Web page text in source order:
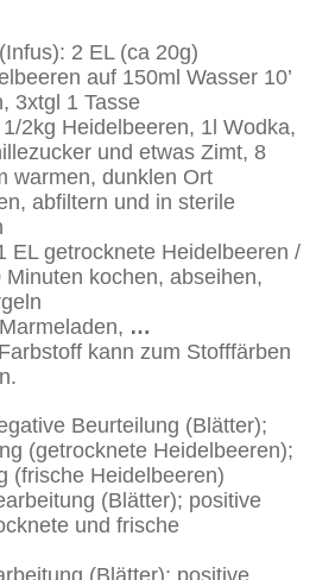
(Infus): 2 EL (ca 20g)
auf 150ml Wasser 10’
3xtgl 1 Tasse
1/2kg Heidelbeeren, 1l Wodka,
und etwas Zimt, 8
warmen, dunklen Ort
abfiltern und in sterile
EL getrocknete Heidelbeeren /
Minuten kochen, abseihen,
…
kann zum Stofffärben
Beurteilung (Blätter);
(getrocknete Heidelbeeren);
(frische Heidelbeeren)
(Blätter); positive
und frische
(Blätter); positive